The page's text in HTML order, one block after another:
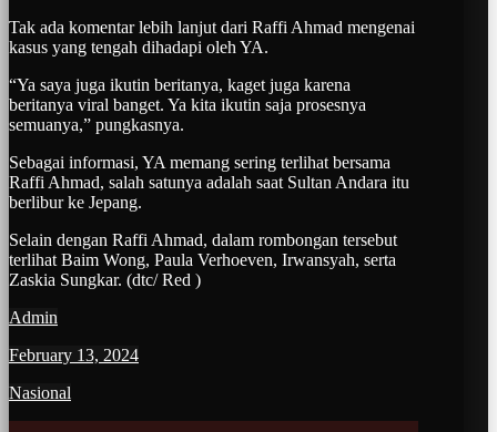
Tak ada komentar lebih lanjut dari Raffi Ahmad mengenai
kasus yang tengah dihadapi oleh YA.
“Ya saya juga ikutin beritanya, kaget juga karena
beritanya viral banget. Ya kita ikutin saja prosesnya
semuanya,” pungkasnya.
Sebagai informasi, YA memang sering terlihat bersama
Raffi Ahmad, salah satunya adalah saat Sultan Andara itu
berlibur ke Jepang.
Selain dengan Raffi Ahmad, dalam rombongan tersebut
terlihat Baim Wong, Paula Verhoeven, Irwansyah, serta
Zaskia Sungkar. (dtc/ Red )
Admin
February 13, 2024
Nasional